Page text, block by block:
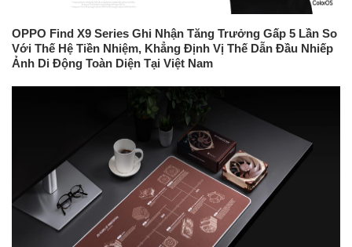
OPPO Find X9 Series Ghi Nhận Tăng Trưởng Gấp 5 Lần So
Với Thế Hệ Tiền Nhiệm, Khẳng Định Vị Thế Dẫn Đầu Nhiếp
Ảnh Di Động Toàn Diện Tại Việt Nam